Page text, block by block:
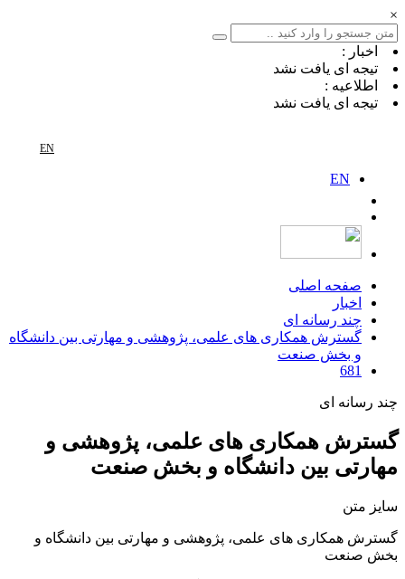
×
اخبار :
تیجه ای یافت نشد
اطلاعیه :
تیجه ای یافت نشد
EN
EN
صفحه اصلی
اخبار
چند رسانه ای
گسترش همکاری های علمی، پژوهشی و مهارتی بین دانشگاه
و بخش صنعت
681
چند رسانه ای
گسترش همکاری های علمی، پژوهشی و
مهارتی بین دانشگاه و بخش صنعت
سایز متن
گسترش همکاری های علمی، پژوهشی و مهارتی بین دانشگاه و
بخش صنعت